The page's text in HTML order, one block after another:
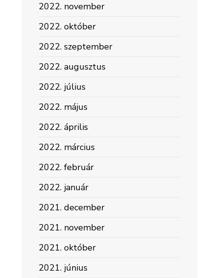
2022. november
2022. október
2022. szeptember
2022. augusztus
2022. július
2022. május
2022. április
2022. március
2022. február
2022. január
2021. december
2021. november
2021. október
2021. június